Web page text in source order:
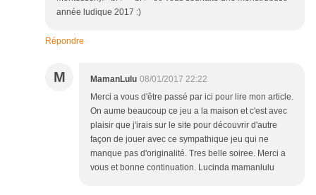
année ludique 2017 :)
Répondre
M MamanLulu 08/01/2017 22:22
Merci a vous d'être passé par ici pour lire mon article.
On aume beaucoup ce jeu a la maison et c'est avec
plaisir que j'irais sur le site pour découvrir d'autre
façon de jouer avec ce sympathique jeu qui ne
manque pas d'originalité. Tres belle soiree. Merci a
vous et bonne continuation. Lucinda mamanlulu